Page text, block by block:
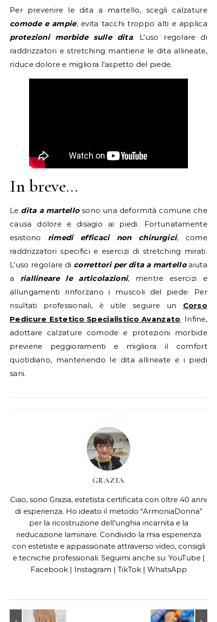
Per prevenire le dita a martello, scegli calzature
comode e ampie, evita tacchi troppo alti e applica
protezioni morbide sulle dita. L’uso regolare di
raddrizzatori e stretching mantiene le dita allineate,
riduce dolore e migliora l’aspetto del piede.
In breve…
Le dita a martellosono una deformità comune che
causa dolore e disagio ai piedi. Fortunatamente
esistono rimedi efficaci non chirurgici, come
raddrizzatori specifici e esercizi di stretching mirati.
L’uso regolare di correttori per dita a martelloaiuta
a riallineare le articolazioni, mentre esercizi e
allungamenti rinforzano i muscoli del piede. Per
risultati professionali, è utile seguire un Corso
Pedicure Estetico Specialistico Avanzato. Infine,
adottare calzature comode e protezioni morbide
previene peggioramenti e migliora il comfort
quotidiano, mantenendo le dita allineate e i piedi
sani.
GRAZIA
Ciao, sono Grazia, estetista certificata con oltre 40 anni
di esperienza. Ho ideato il metodo “ArmoniaDonna”
per la ricostruzione dell’unghia incarnita e la
rieducazione laminare. Condivido la mia esperienza
con estetiste e appassionate attraverso video, consigli
e tecniche professionali. Seguimi anche su: YouTube |
Facebook | Instagram | TikTok | WhatsApp